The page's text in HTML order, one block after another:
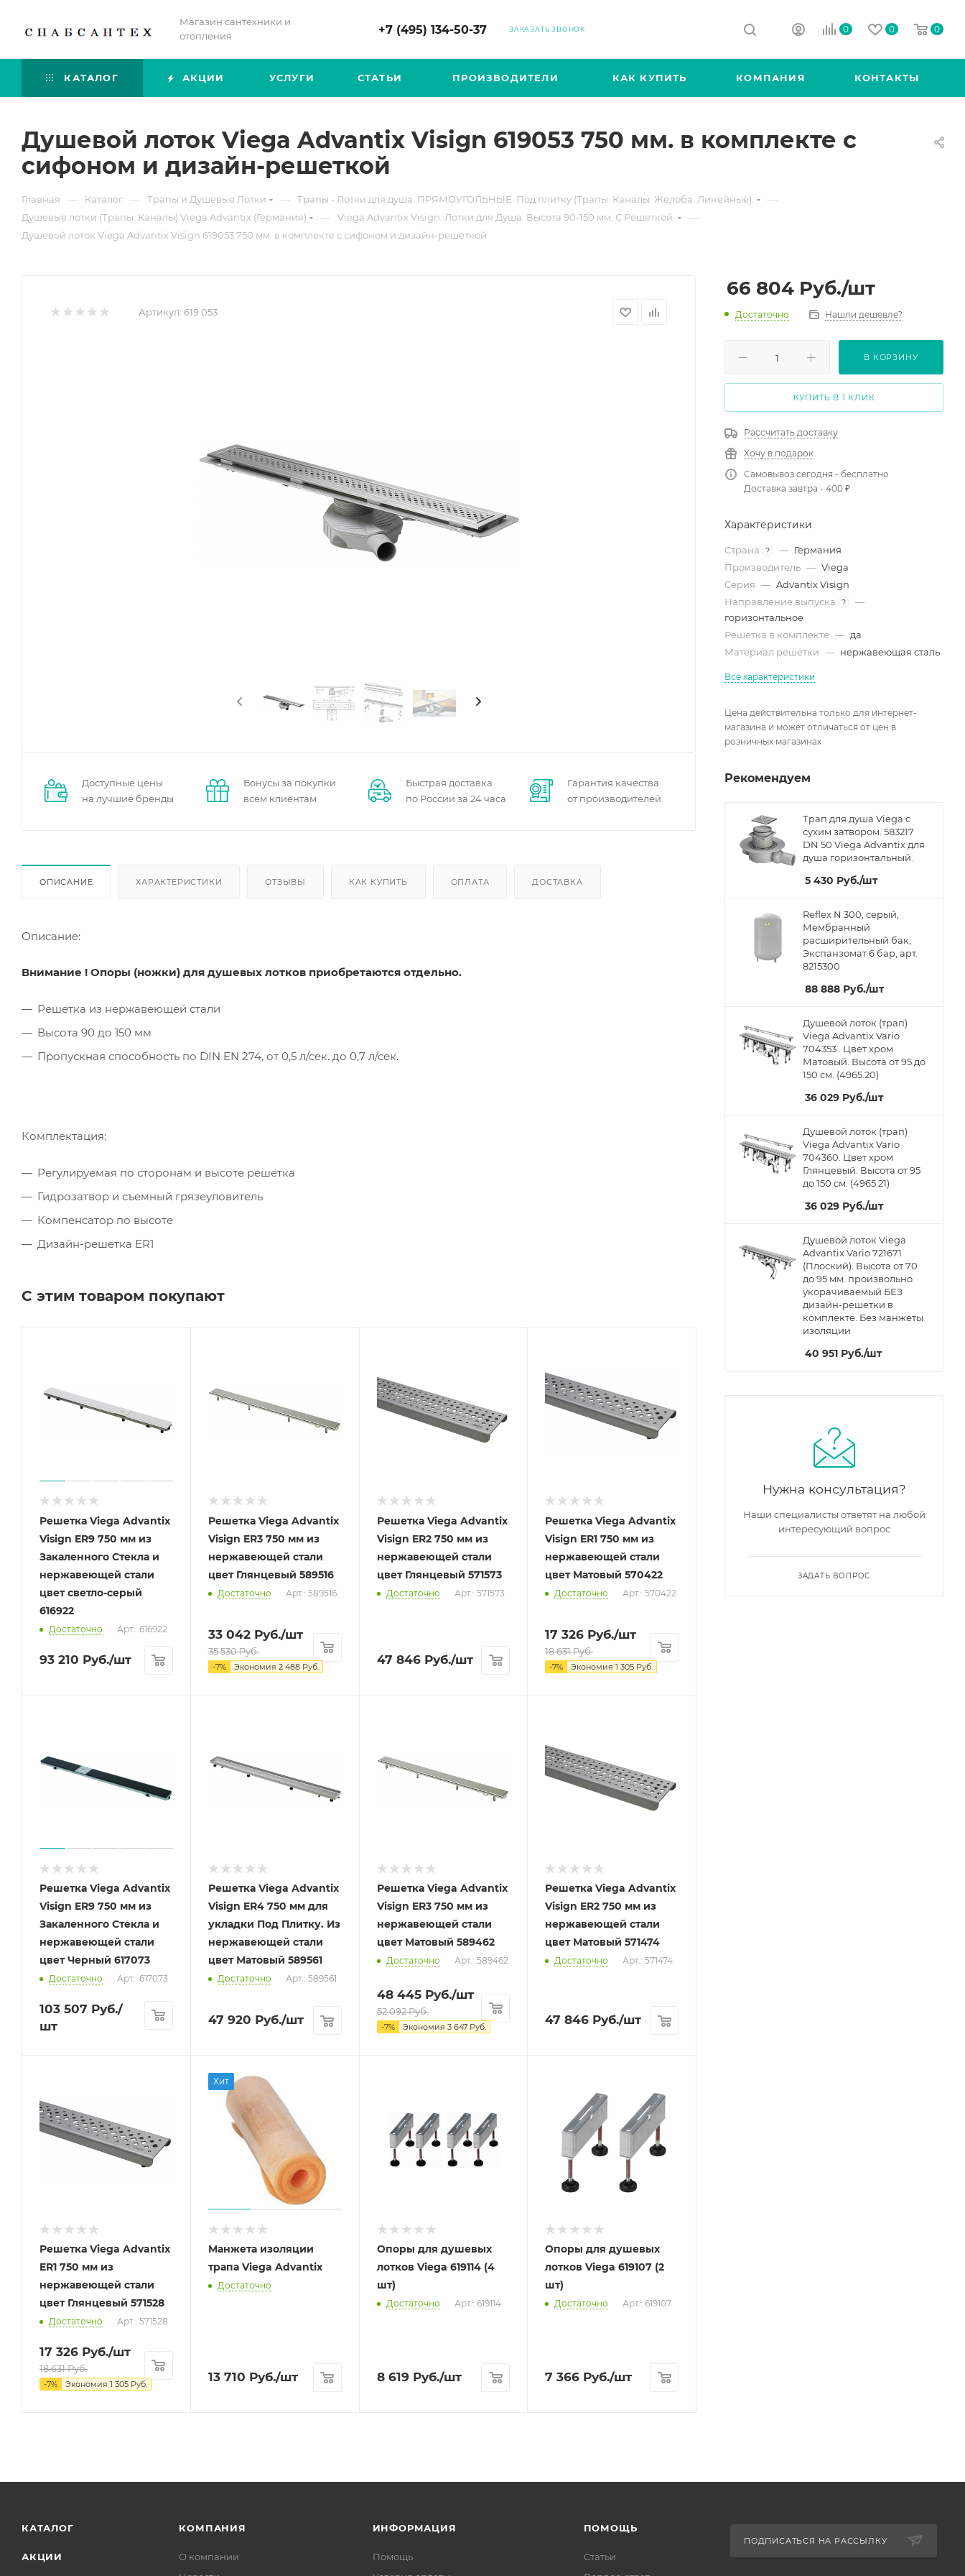
Магазин сантехники и
отопления
+7 (495) 134-50-37 ЗАКАЗАТЬ ЗВОНОК 0 0 0
КАТАЛОГ АКЦИИ УСЛУГИ СТАТЬИ ПРОИЗВОДИТЕЛИ КАК КУПИТЬ КОМПАНИЯ КОНТАКТЫ
Душевой лоток Viega Advantix Visign 619053 750 мм. в комплекте с
сифоном и дизайн-решеткой
Главная — Каталог — Трапы и Душевые Лотки — Трапы - Лотки для душа. ПРЯМОУГОЛЬНЫЕ. Под плитку (Трапы. Каналы. Желоба. Линейные). —
Душевые лотки (Трапы. Каналы) Viega Advantix (Германия) — Viega Advantix Visign. Лотки для Душа. Высота 90-150 мм. С Решеткой. —
Душевой лоток Viega Advantix Visign 619053 750 мм. в комплекте с сифоном и дизайн-решеткой
Артикул: 619 053
Доступные цены
на лучшие бренды
Бонусы за покупки
всем клиентам
Быстрая доставка
по России за 24 часа
Гарантия качества
от производителей
ОПИСАНИЕ ХАРАКТЕРИСТИКИ ОТЗЫВЫ КАК КУПИТЬ ОПЛАТА ДОСТАВКА
Описание:
Внимание ! Опоры (ножки) для душевых лотков приобретаются отдельно.
Решетка из нержавеющей стали
Высота 90 до 150 мм
Пропускная способность по DIN EN 274, от 0,5 л/сек. до 0,7 л/сек.
Комплектация:
Регулируемая по сторонам и высоте решетка
Гидрозатвор и съемный грязеуловитель
Компенсатор по высоте
Дизайн-решетка ER1
С этим товаром покупают
Решетка Viega Advantix
Visign ER9 750 мм из
Закаленного Стекла и
нержавеющей стали
цвет светло-серый
616922
Достаточно Арт.: 616922
93 210 Руб./шт
Решетка Viega Advantix
Visign ER3 750 мм из
нержавеющей стали
цвет Глянцевый 589516
Достаточно Арт.: 589516
33 042Руб./шт
35 530Руб.
-7% Экономия 2 488Руб.
Решетка Viega Advantix
Visign ER2 750 мм из
нержавеющей стали
цвет Глянцевый 571573
Достаточно Арт.: 571573
47 846Руб./шт
Решетка Viega Advantix
Visign ER1 750 мм из
нержавеющей стали
цвет Матовый 570422
Достаточно Арт.: 570422
17 326 Руб./шт
18 631Руб.
-7% Экономия 1 305 Руб.
Решетка Viega Advantix
Visign ER9 750 мм из
Закаленного Стекла и
нержавеющей стали
цвет Черный 617073
Достаточно Арт.: 617073
103 507 Руб./
шт
Решетка Viega Advantix
Visign ER4 750 мм для
укладки Под Плитку. Из
нержавеющей стали
цвет Матовый 589561
Достаточно Арт.: 589561
47 920 Руб./шт
Решетка Viega Advantix
Visign ER3 750 мм из
нержавеющей стали
цвет Матовый 589462
Достаточно Арт.: 589462
48 445Руб./шт
52 092Руб.
-7% Экономия 3 647Руб.
Решетка Viega Advantix
Visign ER2 750 мм из
нержавеющей стали
цвет Матовый 571474
Достаточно Арт.: 571474
47 846 Руб./шт
Решетка Viega Advantix
ER1 750 мм из
нержавеющей стали
цвет Глянцевый 571528
Достаточно Арт.: 571528
17 326 Руб./шт
18 631Руб.
-7% Экономия 1 305 Руб.
Хит
Манжета изоляции
трапа Viega Advantix
Достаточно
13 710 Руб./шт
Опоры для душевых
лотков Viega 619114 (4
шт)
Достаточно Арт.: 619114
8 619Руб./шт
Опоры для душевых
лотков Viega 619107 (2
шт)
Достаточно Арт.: 619107
7 366 Руб./шт
66 804 Руб./шт
Достаточно Нашли дешевле?
В КОРЗИНУ
КУПИТЬ В 1 КЛИК
Рассчитать доставку
Хочу в подарок
Самовывоз сегодня - бесплатно
Доставка завтра - 400 ₽
Характеристики
Страна ? — Германия
Производитель — Viega
Серия — Advantix Visign
Направление выпуска
?
—
горизонтальное
Решетка в комплекте — да
Материал решетки — нержавеющая сталь
Все характеристики
Цена действительна только для интернет-
магазина и может отличаться от цен в
розничных магазинах
Рекомендуем
Трап для душа Viega с
сухим затвором. 583217
DN 50 Viega Advantix для
душа горизонтальный.
5 430 Руб./шт
Reflex N 300, серый,
Мембранный
расширительный бак,
Экспанзомат 6 бар, арт.
8215300
88 888 Руб./шт
Душевой лоток (трап)
Viega Advantix Vario
704353 . Цвет хром
Матовый. Высота от 95 до
150 см. (4965.20)
36 029 Руб./шт
Душевой лоток (трап)
Viega Advantix Vario
704360. Цвет хром
Глянцевый. Высота от 95
до 150 см. (4965.21)
36 029 Руб./шт
Душевой лоток Viega
Advantix Vario 721671
(Плоский). Высота от 70
до 95 мм. произвольно
укорачиваемый БЕЗ
дизайн-решетки в
комплекте. Без манжеты
изоляции
40 951 Руб./шт
Нужна консультация?
Наши специалисты ответят на любой
интересующий вопрос
ЗАДАТЬ ВОПРОС
КАТАЛОГ
АКЦИИ
КОМПАНИЯ
О компании
ИНФОРМАЦИЯ
Помощь
ПОМОЩЬ
Статьи
ПОДПИСАТЬСЯ НА РАССЫЛКУ